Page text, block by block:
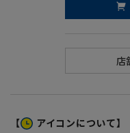
【 アイコンについて】